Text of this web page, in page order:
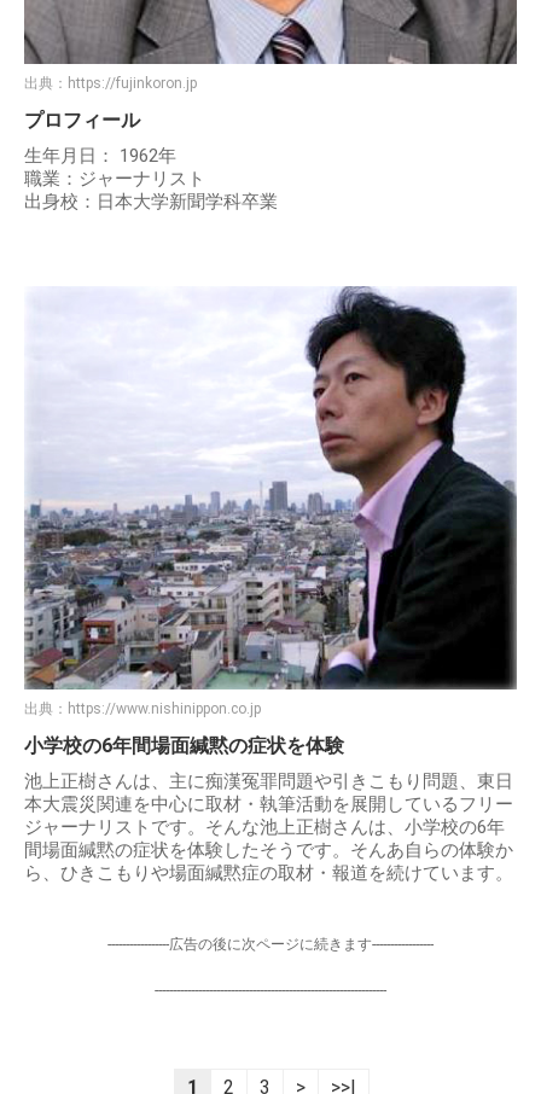
出典： https://fujinkoron.jp
プロフィール
生年月日： 1962年
職業：ジャーナリスト
出身校：日本大学新聞学科卒業
出典： https://www.nishinippon.co.jp
小学校の6年間場面緘黙の症状を体験
池上正樹さんは、主に痴漢冤罪問題や引きこもり問題、東日
本大震災関連を中心に取材・執筆活動を展開しているフリー
ジャーナリストです。そんな池上正樹さんは、小学校の6年
間場面緘黙の症状を体験したそうです。そんあ自らの体験か
ら、ひきこもりや場面緘黙症の取材・報道を続けています。
-----------------広告の後に次ページに続きます-----------------
----------------------------------------------------------------
1 2 3 > >>|